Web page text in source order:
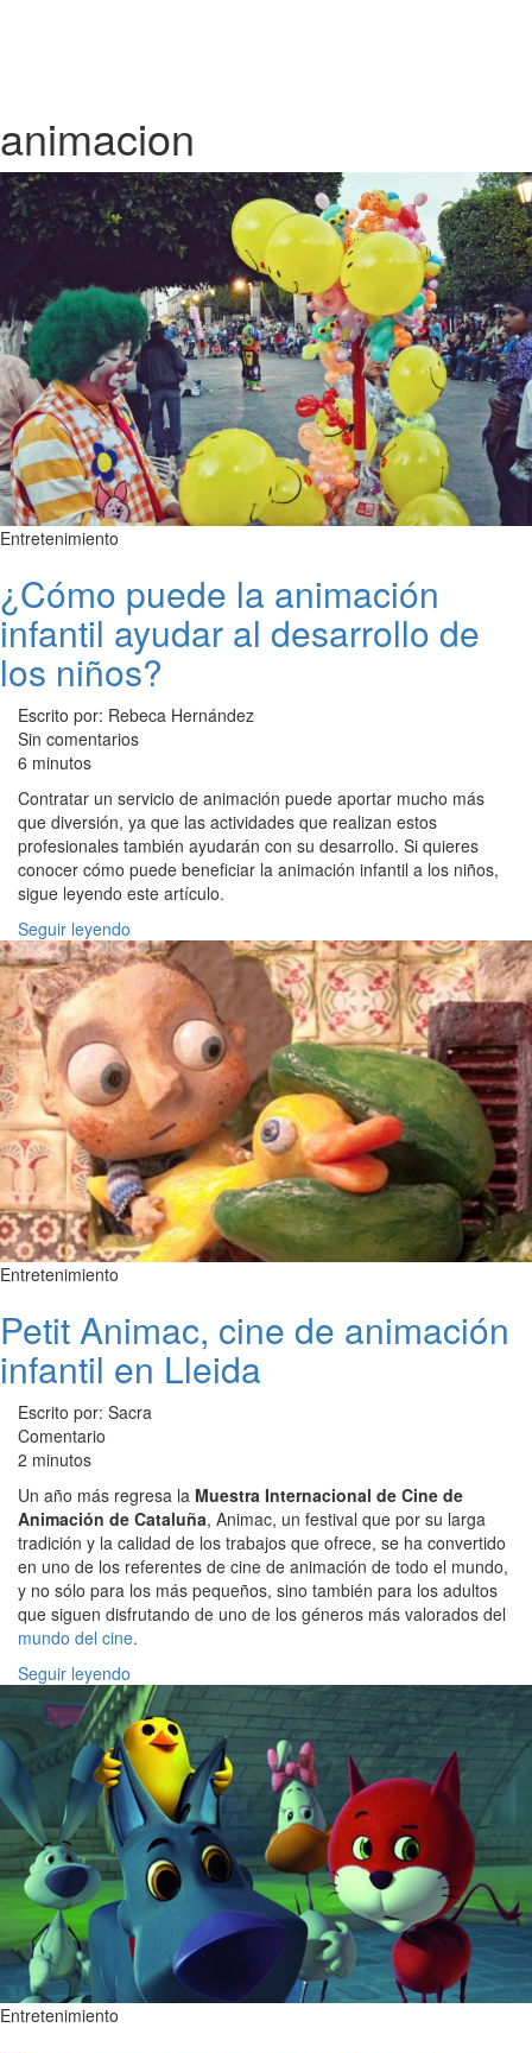
animacion
Entretenimiento
¿Cómo puede la animación
infantil ayudar al desarrollo de
los niños?
Escrito por: Rebeca Hernández
Sin comentarios
6 minutos
Contratar un servicio de animación puede aportar mucho más
que diversión, ya que las actividades que realizan estos
profesionales también ayudarán con su desarrollo. Si quieres
conocer cómo puede beneficiar la animación infantil a los niños,
sigue leyendo este artículo.
Seguir leyendo
Entretenimiento
Petit Animac, cine de animación
infantil en Lleida
Escrito por: Sacra
Comentario
2 minutos
Un año más regresa la Muestra Internacional de Cine de
Animación de Cataluña, Animac, un festival que por su larga
tradición y la calidad de los trabajos que ofrece, se ha convertido
en uno de los referentes de cine de animación de todo el mundo,
y no sólo para los más pequeños, sino también para los adultos
que siguen disfrutando de uno de los géneros más valorados del
mundo del cine.
Seguir leyendo
Entretenimiento